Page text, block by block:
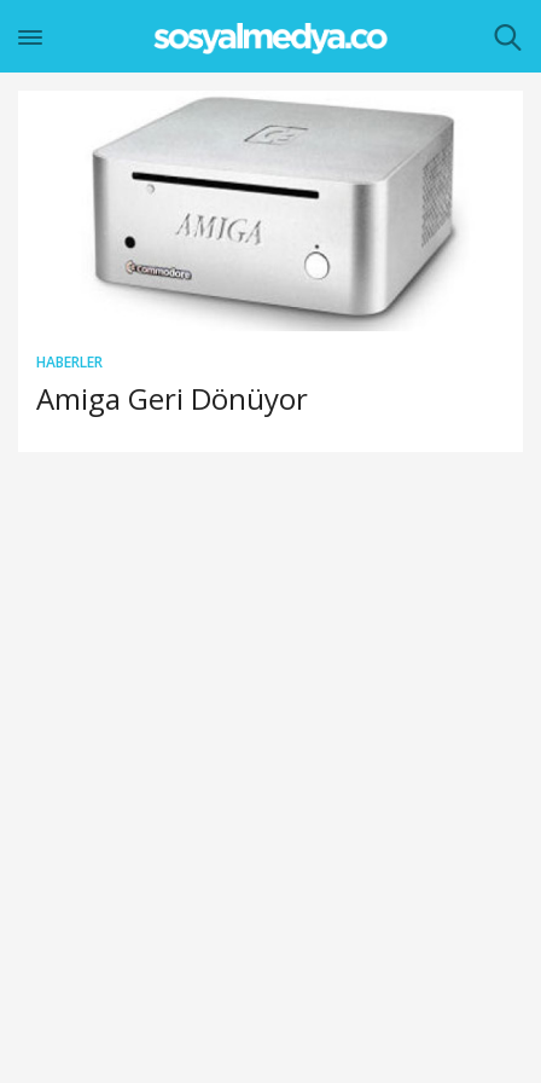
HABERLER
Amiga Geri Dönüyor